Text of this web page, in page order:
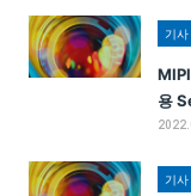
기사
용
기사